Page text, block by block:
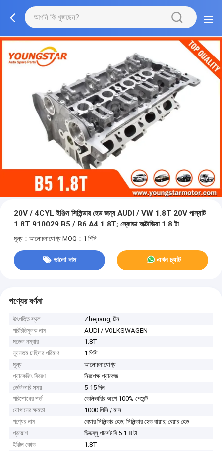
20V / 4CYL ইঞ্জিন সিলিন্ডার হেড জন্য AUDI / VW 1.8T 20V পাস্যাট
1.8T 910029 B5 / B6 A4 1.8T; স্কোডা অক্টাভিয়া 1.8 টা
মূল্য：আলোচনাযোগ্য MOQ：1 পিসি
ভালো দাম এখন চ্যাট
পণ্যের বর্ণনা
উৎপত্তি স্থল
Zhejiang, চীন
পরিচিতিমুলক নাম
AUDI / VOLKSWAGEN
মডেল নম্বার
1.8T
ন্যূনতম চাহিদার পরিমাণ
1 পিসি
মূল্য
আলোচনাযোগ্য
প্যাকেজিং বিবরণ
নিরপেক্ষ প্যাকেজ
ডেলিভারি সময়
5-15 দিন
পরিশোধের শর্ত
ডেলিভারির আগে 100% পেমেন্ট
যোগানের ক্ষমতা
1000 পিসি / মাস
পণ্যের নাম
বেয়ার সিলিন্ডার হেড; সিলিন্ডার হেড বায়ার; বেয়ার হেড
প্রয়োগ
ভিডব্লু পাসেট বি 5 1.8 টা
ইঞ্জিন কোড
1.8T